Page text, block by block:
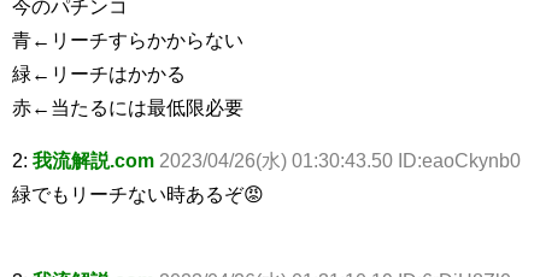
今のパチンコ
青←リーチすらかからない
緑←リーチはかかる
赤←当たるには最低限必要
2: 我流解説.com 2023/04/26(水) 01:30:43.50 ID:eaoCkynb0
緑でもリーチない時あるぞ😡